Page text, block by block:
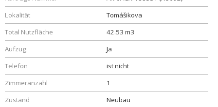
Lokalität
Tomášikova
Total Nutzfläche
42.53 m3
Aufzug
Ja
Telefon
ist nicht
Zimmeranzahl
1
Zustand
Neubau